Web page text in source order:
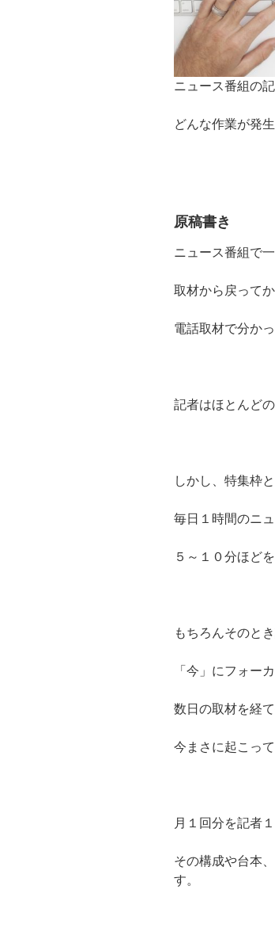
ニュース番組の
どんな作業が発生
原稿書き
ニュース番組で
取材から戻って
電話取材で分か
記者はほとんど
しかし、特集枠
毎日１時間のニ
５～１０分ほど
もちろんそのと
「今」にフォー
数日の取材を経
今まさに起こっ
月１回分を記者
その構成や台本
す。